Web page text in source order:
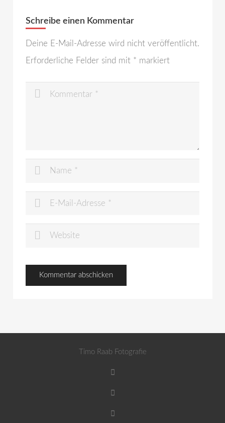
Schreibe einen Kommentar
Deine E-Mail-Adresse wird nicht veröffentlicht.
Erforderliche Felder sind mit * markiert
Timo Raab Fotografie